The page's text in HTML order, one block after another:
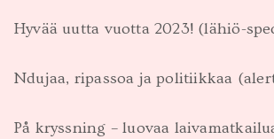
Hyvää uutta vuotta 2023! (lähiö-
Ndujaa, ripassoa ja politiikkaa
På kryssning – luovaa